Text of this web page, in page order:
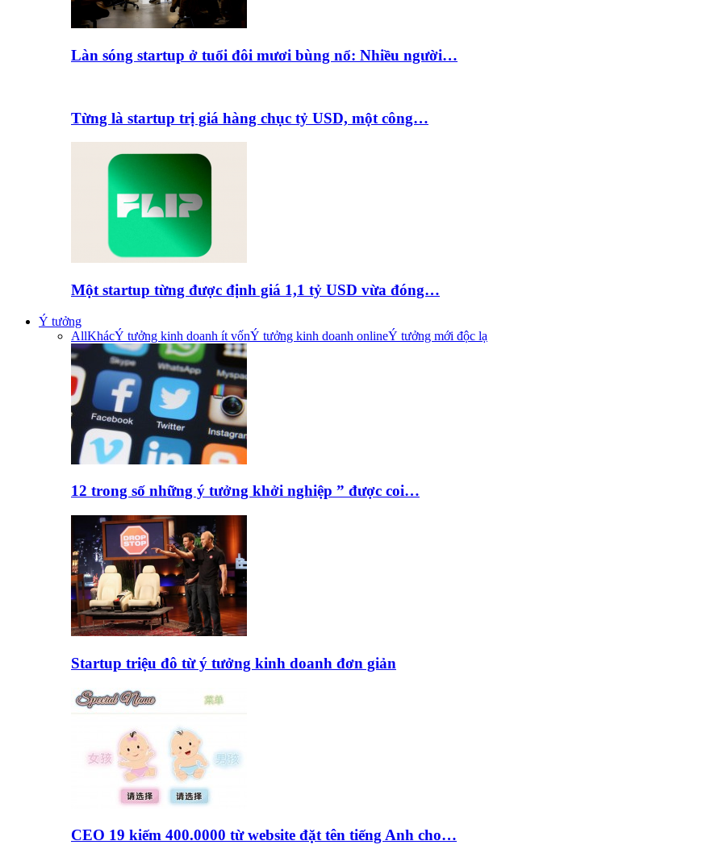
Làn sóng startup ở tuổi đôi mươi bùng nổ: Nhiều người…
Từng là startup trị giá hàng chục tỷ USD, một công…
Một startup từng được định giá 1,1 tỷ USD vừa đóng…
Ý tưởng
AllKhácÝ tưởng kinh doanh ít vốnÝ tưởng kinh doanh onlineÝ tưởng mới độc lạ
12 trong số những ý tưởng khởi nghiệp ” được coi…
Startup triệu đô từ ý tưởng kinh doanh đơn giản
CEO 19 kiếm 400.0000 từ website đặt tên tiếng Anh cho…